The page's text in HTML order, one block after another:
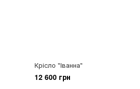
Крісло "Іванна"
12 600 грн